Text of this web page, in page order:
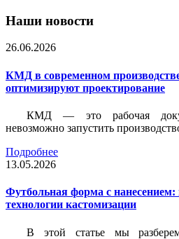
Наши новости
26.06.2026
КМД в современном
оптимизируют проектирование
КМД — это рабочая
невозможно запустить
Подробнее
13.05.2026
Футбольная форма с
технологии кастомизации
В этой статье мы